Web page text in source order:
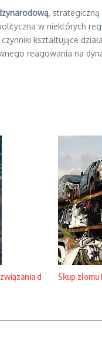
, strategiczną
w niektórych
kształtujące
reagowania na
d
Skup